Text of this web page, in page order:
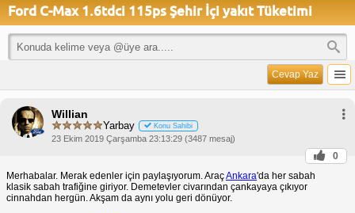
Ford C-Max 1.6tdci 115ps Şehir İçi yakıt Tüketimi
Cevap Yaz
Willian
Yarbay Konu Sahibi
23 Ekim 2019 Çarşamba 23:13:29 (3487 mesaj)
0
Merhabalar. Merak edenler için paylaşıyorum. AraçAnkara'da her sabah
klasik sabah trafiğine giriyor. Demetevler civarından çankayaya çıkıyor
cinnahdan hergün. Akşam da aynı yolu geri dönüyor.